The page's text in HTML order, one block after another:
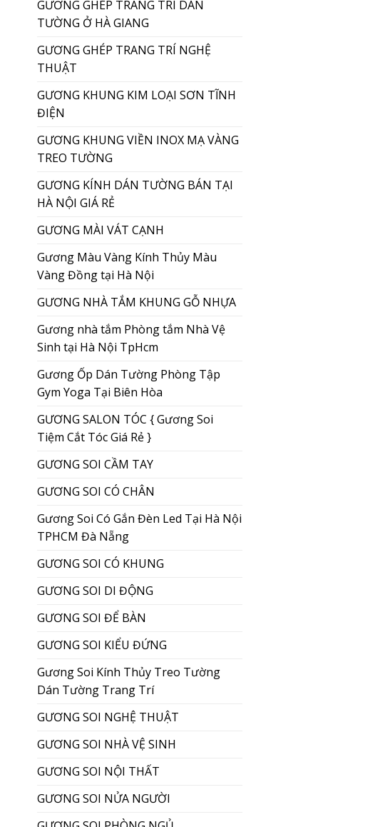
GƯƠNG GHÉP TRANG TRÍ DÁN
TƯỜNG Ở HÀ GIANG
GƯƠNG GHÉP TRANG TRÍ NGHỆ
THUẬT
GƯƠNG KHUNG KIM LOẠI SƠN TĨNH
ĐIỆN
GƯƠNG KHUNG VIỀN INOX MẠ VÀNG
TREO TƯỜNG
GƯƠNG KÍNH DÁN TƯỜNG BÁN TẠI
HÀ NỘI GIÁ RẺ
GƯƠNG MÀI VÁT CẠNH
Gương Màu Vàng Kính Thủy Màu
Vàng Đồng tại Hà Nội
GƯƠNG NHÀ TẮM KHUNG GỖ NHỰA
Gương nhà tắm Phòng tắm Nhà Vệ
Sinh tại Hà Nội TpHcm
Gương Ốp Dán Tường Phòng Tập
Gym Yoga Tại Biên Hòa
GƯƠNG SALON TÓC { Gương Soi
Tiệm Cắt Tóc Giá Rẻ }
GƯƠNG SOI CẦM TAY
GƯƠNG SOI CÓ CHÂN
Gương Soi Có Gắn Đèn Led Tại Hà Nội
TPHCM Đà Nẵng
GƯƠNG SOI CÓ KHUNG
GƯƠNG SOI DI ĐỘNG
GƯƠNG SOI ĐỂ BÀN
GƯƠNG SOI KIỂU ĐỨNG
Gương Soi Kính Thủy Treo Tường
Dán Tường Trang Trí
GƯƠNG SOI NGHỆ THUẬT
GƯƠNG SOI NHÀ VỆ SINH
GƯƠNG SOI NỘI THẤT
GƯƠNG SOI NỬA NGƯỜI